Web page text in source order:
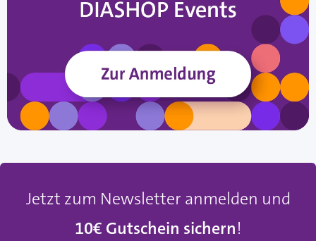
Jetzt zum Newsletter anmelden und
10€ Gutschein sichern!